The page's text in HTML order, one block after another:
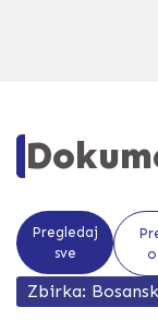
Pregledaj
sve
Zbirka: